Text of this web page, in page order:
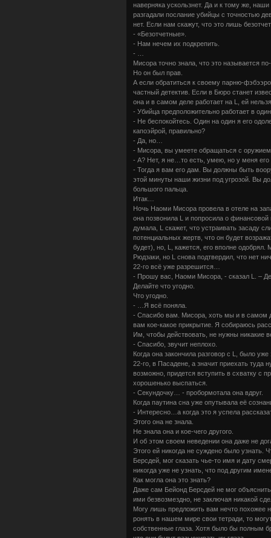
наверняка ускользнет. Да и к тому же,
разгадали послание убийцы с точностью
нет. Если нам скажут, что это лишь
- «Безотчетные».
- Нам нечем их подкрепить.
- …
Мисора точно знала, что это называется
Но он был прав.
А если обратиться к своему парню-
частный детектив. Если в Бюро станет
она и в самом деле работает на L, ей
- Убийца предположительно работает в
- Не беспокойтесь. Один на один я его
капоэйрой, правильно?
- Да, но…
- Мисора, вы умеете обращаться с
- А? Нет, я не…то есть, умею, но у меня его
- Тогда я вам его дам. Вы должны быть
этой минуты наши жизни под угрозой. Вы
большого пальца.
Итак…
Ночь Наоми Мисора провела в отеле на
она позвонила L и попросила о
думала, L скажет, что устраивать засаду
потенциальных жертв, что он будет
будет), но, L, кажется, его вполне одобрял.
Рюдзаки, но L снова подтвердил, что нет
22-го всё уже разрешится…
- Прошу вас, Наоми Мисора, - сказал L. –
Делайте что угодно.
Что угодно.
- …Я всё поняла.
- Спасибо вам. Мисора, хоть мы и в самом
вам кое-какое прикрытие. Я собираюсь
Им, чтобы действовать, не нужны никакие
- Спасибо, звучит неплохо.
Когда она закончила разговор с L, было
22-го, в Пасадене, а значит приехать
возможно, придется вступить в схватку с
хорошенько выспаться.
- Секундочку… - пробормотала она вдруг.
Когда паутина сна уже опутывала её
- Интересно…а когда это я успела
Этого она не знала.
Не знала она и кое-чего другого.
И об этом своем неведении она даже не
Этого ей никогда не суждено было узнать.
Берсдей, мог сказать чье-то имя и дату
никогда уже не узнать, что под другим
Как могла она это знать?
Даже сам Бейонд Берсдей не мог
ими безвозмездно, не заключая никакой
Могу лишь предложить вам нечто похожее
ронять в нашем мире свои тетради, то
собственные глаза. Хотя было бы полным